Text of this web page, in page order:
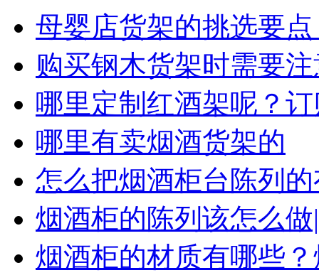
母婴店货架的挑选要
购买钢木货架时需要
哪里定制红酒架呢？
哪里有卖烟酒货架的
怎么把烟酒柜台陈列
烟酒柜的陈列该怎么
烟酒柜的材质有哪些